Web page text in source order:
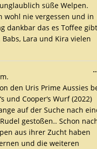
süße Welpen.
wohl nie vergessen und in
dankbar das es Toffee
Lara und Kira vielen
den Uris Prime Aussies
und Cooper‘s Wurf (2022)
auf der Suche nach
gestoßen.. Schon
aus ihrer Zucht haben
und die weiteren